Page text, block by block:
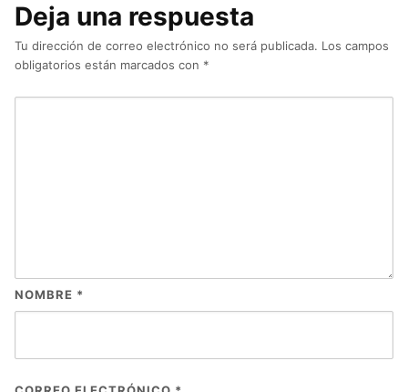
Deja una respuesta
Tu dirección de correo electrónico no será publicada. Los campos
obligatorios están marcados con *
NOMBRE *